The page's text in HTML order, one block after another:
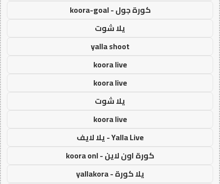
كورة جول - koora-goal
يلا شوت
yalla shoot
koora live
koora live
يلا شوت
koora live
Yalla Live - يلا لايف
كورة اون لاين - koora onl
يلا كورة - yallakora